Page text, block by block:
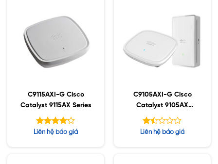
C9115AXI-G Cisco
Catalyst 9115AX Series
Được xếp
Liên hệ báo giá
C9105AXI-G Cisco
Catalyst 9105AX
Series
Được
Liên hệ báo giá